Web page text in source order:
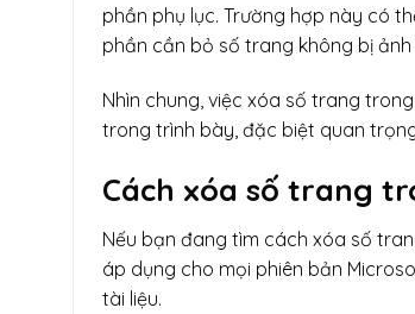
phần phụ lục. Trường hợp này có
phần cần bỏ số trang không bị
Nhìn chung, việc xóa số trang
trong trình bày, đặc biệt quan
Cách xóa số trang
Nếu bạn đang tìm cách xóa số
áp dụng cho mọi phiên bản
tài liệu.